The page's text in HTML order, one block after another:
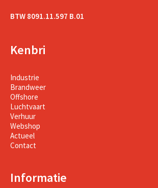
BTW 8091.11.597 B.01
Kenbri
Industrie
Brandweer
Offshore
Luchtvaart
Verhuur
Webshop
Actueel
Contact
Informatie